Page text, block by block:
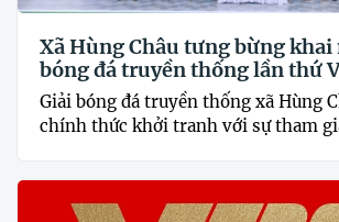
Xã Hùng Châu tưng bừng khai
bóng đá truyền thống lần thứ
Giải bóng đá truyền thống xã Hùng
chính thức khởi tranh với sự tham